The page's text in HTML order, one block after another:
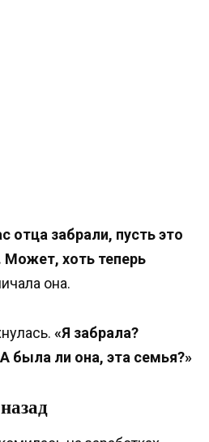
отца забрали, пусть это
Может, хоть теперь
она.
«Я забрала?
была ли она, эта семья?»